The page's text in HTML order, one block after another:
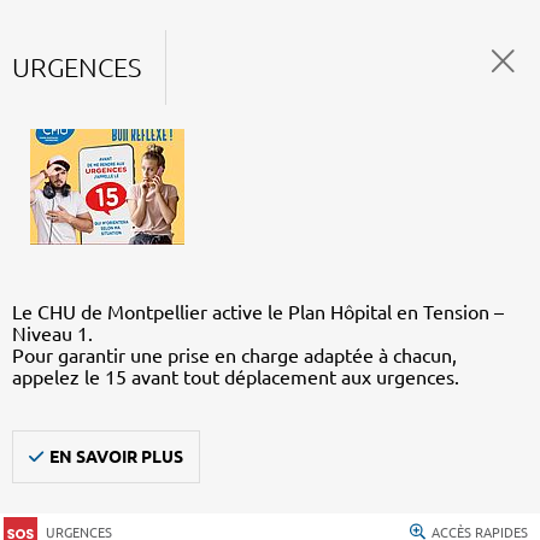
URGENCES
Le CHU de Montpellier active le Plan Hôpital en Tension –
Niveau 1.
Pour garantir une prise en charge adaptée à chacun,
appelez le 15 avant tout déplacement aux urgences.
EN SAVOIR PLUS
URGENCES ACCÈS RAPIDES